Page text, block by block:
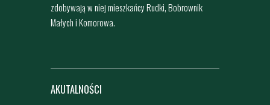
zdobywają w niej mieszkańcy Rudki, Bobrownik
Małych i Komorowa.
AKUTALNOŚCI